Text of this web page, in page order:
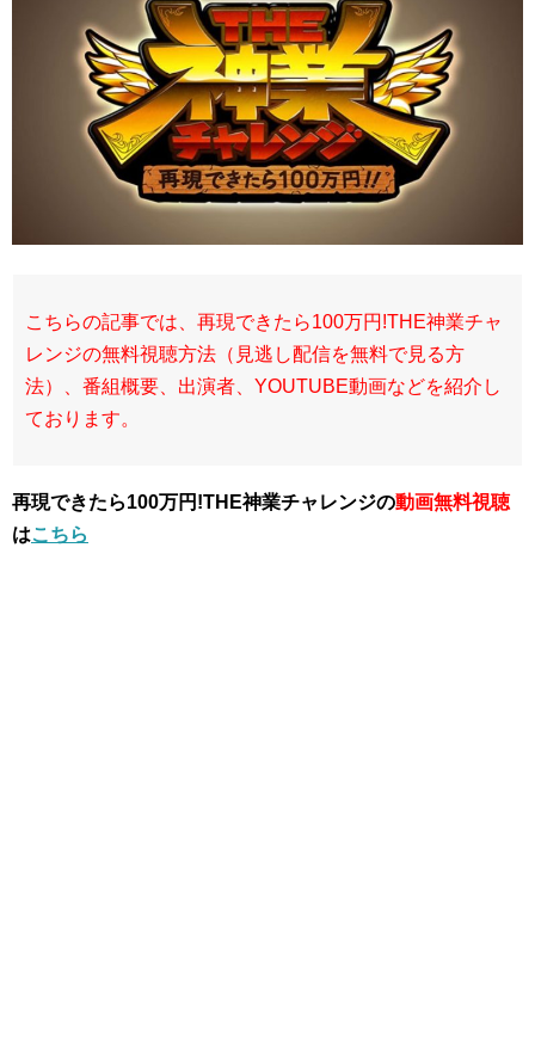
こちらの記事では、再現できたら100万円!THE神業チャ
レンジの無料視聴方法（見逃し配信を無料で見る方
法）、番組概要、出演者、YOUTUBE動画などを紹介し
ております。
再現できたら100万円!THE神業チャレンジの動画無料視聴
はこちら